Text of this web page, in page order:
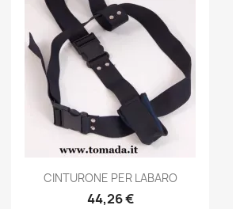
Anteprima
CINTURONE PER LABARO
44,26 €